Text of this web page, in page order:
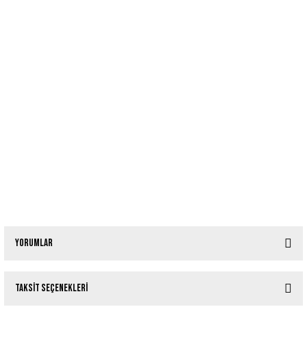
Yorumlar
Taksit Seçenekleri